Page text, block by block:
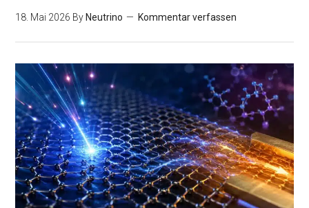
18. Mai 2026 By Neutrino Kommentar verfassen